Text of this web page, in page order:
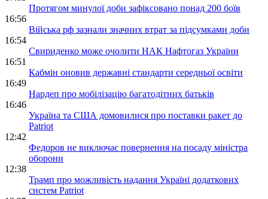
Протягом минулої доби зафіксовано понад 200 боїв
16:56
Війська рф зазнали значних втрат за підсумками доби
16:54
Свириденко може очолити НАК Нафтогаз України
16:51
Кабмін оновив державні стандарти середньої освіти
16:49
Нардеп про мобілізацію багатодітних батьків
16:46
Україна та США домовилися про поставки ракет до
Patriot
12:42
Федоров не виключає повернення на посаду міністра
оборони
12:38
Трамп про можливість надання Україні додаткових
систем Patriot